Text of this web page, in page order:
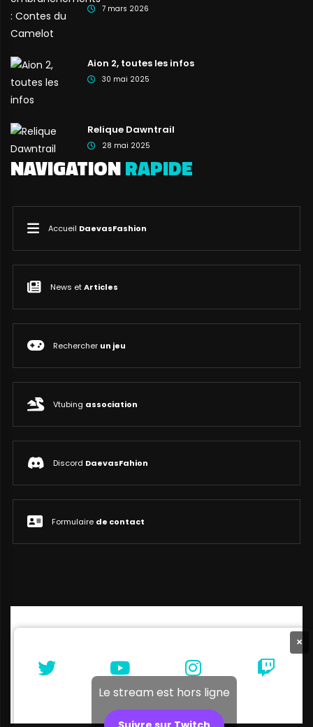
7 mars 2026
Aion 2, toutes les infos
30 mai 2025
Relique Dawntrail
28 mai 2025
NAVIGATIONRAPIDE
Accueil DaevasFashion
News etArticles
Rechercher un jeu
Vtubing association
Discord DaevasFahion
Formulaire de contact
×
Le stream est hors ligne